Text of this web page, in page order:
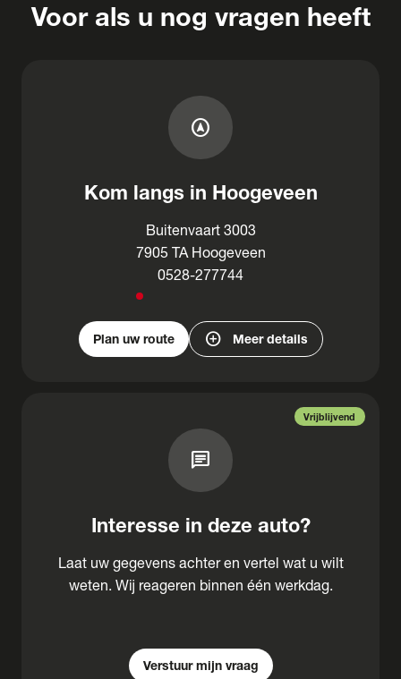
Voor als u nog vragen heeft
assistant_navigation
Kom langs in Hoogeveen
Buitenvaart 3003
7905 TA Hoogeveen
0528-277744
Plan uw route add_circle Meer details
Vrijblijvend
chat
Interesse in deze auto?
Laat uw gegevens achter en vertel wat u wilt
weten. Wij reageren binnen één werkdag.
Verstuur mijn vraag